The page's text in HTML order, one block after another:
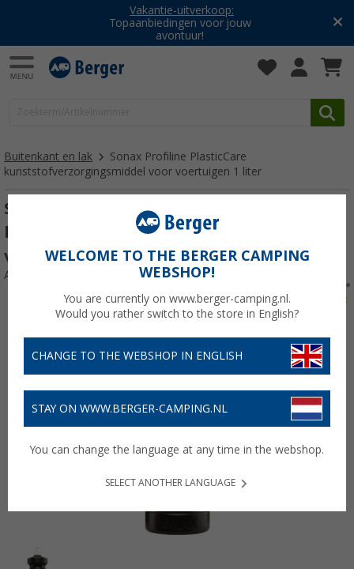
Vakantie-uitverkoop:
Topaanbiedingen voor jouw
avontuur!
Buitenkant en lak
Sonax Profiline PlasticCare
kunststofverzorgingsmiddel voor voertuigen 1 liter
Sonax Profiline PlasticCare
kunststofverzorgingsmiddel voor
voertuigen 1 liter
Artikelnr: 524083
WELCOME TO THE BERGER CAMPING
WEBSHOP!
You are currently on www.berger-camping.nl.
Would you rather switch to the store in English?
CHANGE TO THE WEBSHOP IN ENGLISH
STAY ON WWW.BERGER-CAMPING.NL
You can change the language at any time in the webshop.
SELECT ANOTHER LANGUAGE